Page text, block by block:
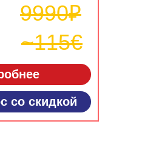
со скидкой
9990₽
~115€